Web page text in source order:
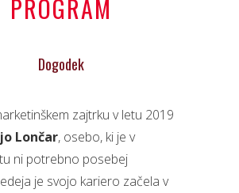
PROGRAM
Dogodek
zajtrku v letu 2019
Lončar, osebo, ki je v
ni potrebno posebej
je svojo kariero začela v